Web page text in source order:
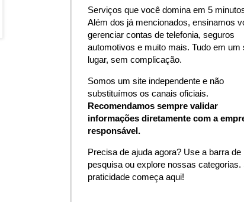
Serviços que você domina em 5
Além dos já mencionados, ensinamos
gerenciar contas de telefonia, seguros
automotivos e muito mais. Tudo em um
lugar, sem complicação.
Somos um site independente e não
substituímos os canais oficiais.
Recomendamos sempre validar
informações diretamente com a
responsável.
Precisa de ajuda agora? Use a barra de
pesquisa ou explore nossas categorias.
praticidade começa aqui!